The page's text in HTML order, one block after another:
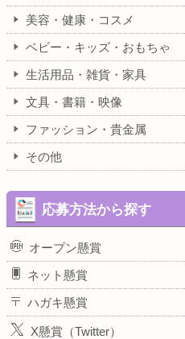
美容・健康・コスメ
ベビー・キッズ・おもちゃ
生活用品・雑貨・家具
文具・書籍・映像
ファッション・貴金属
その他
応募方法から探す
オープン懸賞
ネット懸賞
ハガキ懸賞
X懸賞（Twitter）